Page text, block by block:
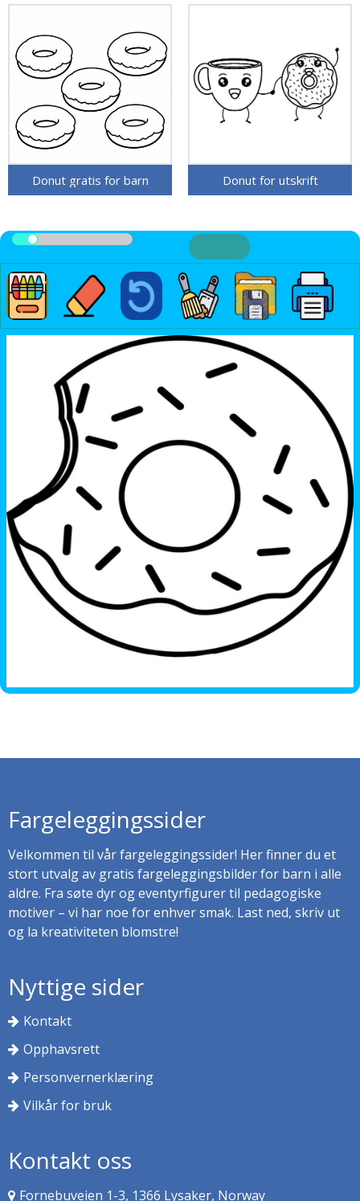
Donut gratis for barn Donut for utskrift
Fargeleggingssider
Velkommen til vår fargeleggingssider! Her finner du et
stort utvalg av gratis fargeleggingsbilder for barn i alle
aldre. Fra søte dyr og eventyrfigurer til pedagogiske
motiver – vi har noe for enhver smak. Last ned, skriv ut
og la kreativiteten blomstre!
Nyttige sider
Kontakt
Opphavsrett
Personvernerklæring
Vilkår for bruk
Kontakt oss
Fornebuveien 1-3, 1366 Lysaker, Norway